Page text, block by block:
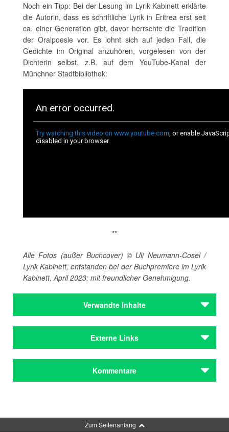
Noch ein Tipp: Bei der Lesung im Lyrik Kabinett erklärte
die Autorin, dass es schriftliche Lyrik in Eritrea erst seit
ca. einer Generation gibt, davor herrschte die Tradition
der Oralpoesie vor. Es lohnt sich auf jeden Fall, die
Gedichte im Original anzuhören, vorgelesen von der
Dichterin selbst, z.B. auf dem YouTube-Kanal der
Münchner Stadtbibliothek:
**
Alle Fotos (außer Buchcover) © Uli Neumann-Cosel /
Lyrik Kabinett, entstanden bei der Buchpremiere im Lyrik
Kabinett, April 2023; mit freundlicher Genehmigung.
Verwandte Inhalte
Fisseha Mebrahtu, Yirgalem
Zapf, Nora
Fisseha Mebrahtu, Yirgalem
Lyrik Kabinett
Externe Links
Gespräch mit Yirgalem Fisseha Mebrahtu in der SZ
Kommentare
Zum Seitenanfang